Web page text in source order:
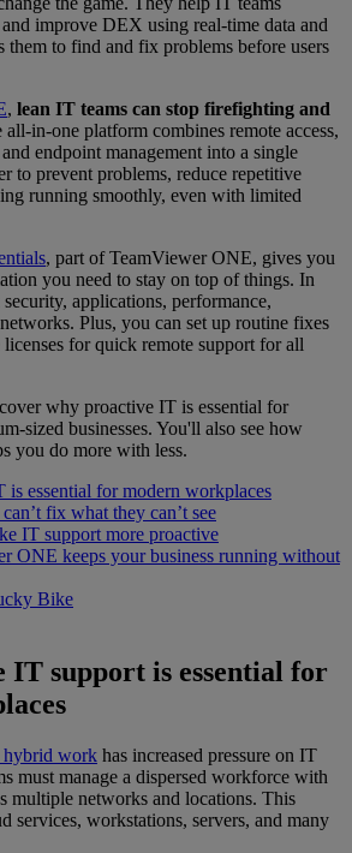
improve DEX using real-time data and
them to find and fix problems before users
, lean IT teams can stop firefighting and
all-in-one platform combines remote access,
endpoint management into a single
to prevent problems, reduce repetitive
running smoothly, even with limited
, part of TeamViewer ONE, gives you
you need to stay on top of things. In
applications, performance,
Plus, you can set up routine fixes
licenses for quick remote support for all
why proactive IT is essential for
sized businesses. You'll also see how
you do more with less.
essential for modern workplaces
fix what they can’t see
IT support more proactive
ONE keeps your business running without
Bike
IT support is essential for
hybrid work has increased pressure on IT
must manage a dispersed workforce with
multiple networks and locations. This
services, workstations, servers, and many